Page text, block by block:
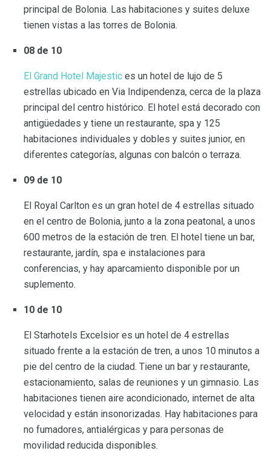
principal de Bolonia. Las habitaciones y suites deluxe
tienen vistas a las torres de Bolonia.
08 de 10
El Grand Hotel Majestic es un hotel de lujo de 5
estrellas ubicado en Via Indipendenza, cerca de la plaza
principal del centro histórico. El hotel está decorado con
antigüedades y tiene un restaurante, spa y 125
habitaciones individuales y dobles y suites junior, en
diferentes categorías, algunas con balcón o terraza.
09 de 10
El Royal Carlton es un gran hotel de 4 estrellas situado
en el centro de Bolonia, junto a la zona peatonal, a unos
600 metros de la estación de tren. El hotel tiene un bar,
restaurante, jardín, spa e instalaciones para
conferencias, y hay aparcamiento disponible por un
suplemento.
10 de 10
El Starhotels Excelsior es un hotel de 4 estrellas
situado frente a la estación de tren, a unos 10 minutos a
pie del centro de la ciudad. Tiene un bar y restaurante,
estacionamiento, salas de reuniones y un gimnasio. Las
habitaciones tienen aire acondicionado, internet de alta
velocidad y están insonorizadas. Hay habitaciones para
no fumadores, antialérgicas y para personas de
movilidad reducida disponibles.